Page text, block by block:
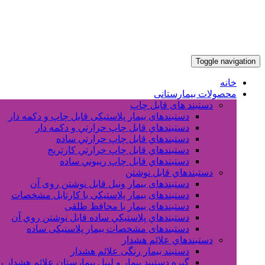
Toggle navigation
خانه
محصولات بیمارستانی
دستبند های قابل چاپ
دستبندهای بیمار پلاستیکی قابل چاپ و دکمه دار
دستبندهاي قابل چاپ حرارتي و دکمه دار
دستبندهاي قابل چاپ حرارتي ساده
دستبندهاي قابل چاپ حرارتي کارتريج
دستبندهاي قابل چاپ ريبوني ساده
دستبندهاي قابل نوشتن
دستبندهای بیمار ونیل قابل نوشتن روی آن
دستبندهای بیمار پلاستیکی با کارتابل مشخصات
دستبندهای بیمار با محافظ طلقی
دستبندهاي پلاستيکي ساده قابل نوشتن روي آن
دستبندهای مشخصات بیمار پلاستیکی ساده
دستبندهاي علائم هشدار
دستبند بیمار رنگی علائم هشدار
گیره دستبند بیمار و لیبل بیمارستان علائم هشدار